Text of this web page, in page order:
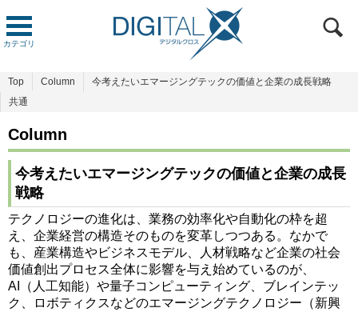
カテゴリ
Top Column
今考えたいエマージングテックの価値と企業の成長戦略
共通
Column
今考えたいエマージングテックの価値と企業の成長
戦略
テクノロジーの進化は、業務の効率化や自動化の枠を超
え、企業経営の構造そのものを変革しつつある。なかで
も、産業構造やビジネスモデル、人材戦略など企業の社会
価値創出プロセス全体に影響を与え始めているのが、
AI（人工知能）や量子コンピューティング、ブレインテッ
ク、ロボティクスなどのエマージングテクノロジー（新興